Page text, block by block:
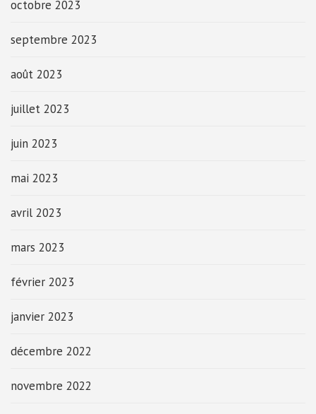
octobre 2023
septembre 2023
août 2023
juillet 2023
juin 2023
mai 2023
avril 2023
mars 2023
février 2023
janvier 2023
décembre 2022
novembre 2022